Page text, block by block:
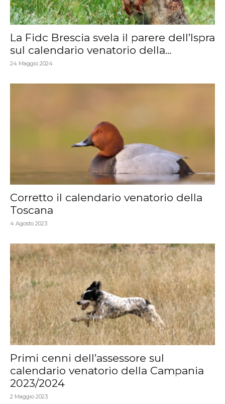
La Fidc Brescia svela il parere dell’Ispra
sul calendario venatorio della...
24 Maggio 2024
Corretto il calendario venatorio della
Toscana
4 Agosto 2023
Primi cenni dell’assessore sul
calendario venatorio della Campania
2023/2024
2 Maggio 2023